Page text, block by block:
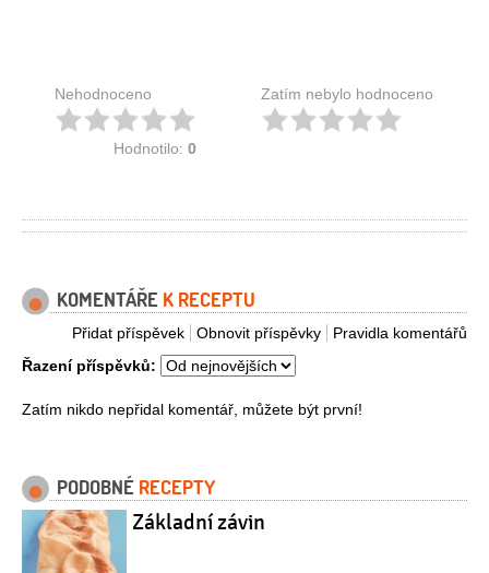
Nehodnoceno
Hodnotilo: 0
Zatím nebylo hodnoceno
KOMENTÁŘE K RECEPTU
Pravidla komentářů
Obnovit příspěvky
Přidat příspěvek
Řazení příspěvků:
Zatím nikdo nepřidal komentář, můžete být první!
PODOBNÉ RECEPTY
Základní závin